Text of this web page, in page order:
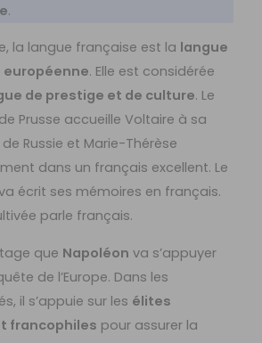
.
la langue française est la langue
européenne. Elle est considérée
de prestige et de culture. Le
Prusse accueille Voltaire à sa
Russie et Marie-Thérèse
dans un français excellent. Le
écrit ses mémoires en français.
parle français.
que Napoléon va s’appuyer
de l’Europe. Dans les
il s’appuie sur les élites
francophiles pour assurer la